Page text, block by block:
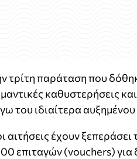
τρίτη παράταση που
καθυστερήσεις
του ιδιαίτερα
αιτήσεις έχουν
επιταγών (vouchers) για